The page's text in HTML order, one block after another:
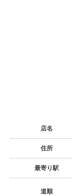
店名
住所
最寄り駅
道順